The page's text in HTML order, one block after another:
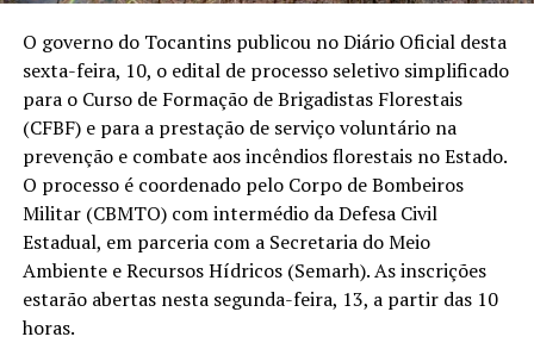
O governo do Tocantins publicou no Diário Oficial desta
sexta-feira, 10, o edital de processo seletivo simplificado
para o Curso de Formação de Brigadistas Florestais
(CFBF) e para a prestação de serviço voluntário na
prevenção e combate aos incêndios florestais no Estado.
O processo é coordenado pelo Corpo de Bombeiros
Militar (CBMTO) com intermédio da Defesa Civil
Estadual, em parceria com a Secretaria do Meio
Ambiente e Recursos Hídricos (Semarh). As inscrições
estarão abertas nesta segunda-feira, 13, a partir das 10
horas.